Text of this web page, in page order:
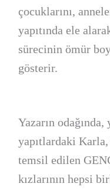
çocuklarını,
yapıtında ele
sürecinin ömür
gösterir.
Yazarın
yapıtlardaki
temsil edilen
kızlarının hepsi